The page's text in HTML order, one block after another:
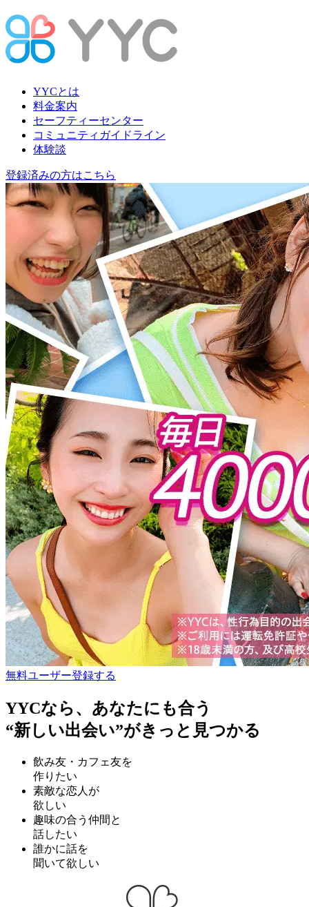
YYCとは
料金案内
セーフティーセンター
コミュニティガイドライン
体験談
登録済みの方はこちら
無料ユーザー登録する
YYCなら、あなたにも合う
“新しい出会い”がきっと見つかる
飲み友・カフェ友を
作りたい
素敵な恋人が
欲しい
趣味の合う仲間と
話したい
誰かに話を
聞いて欲しい